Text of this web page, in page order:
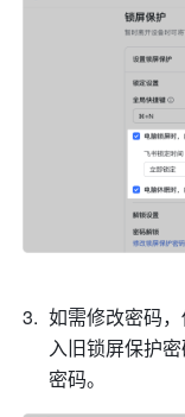
如需修改密码
入旧锁屏保护
密码。